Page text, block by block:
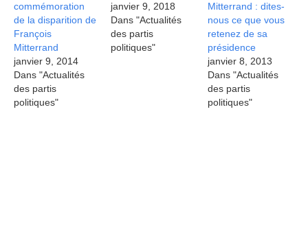
commémoration
de la disparition de
François
Mitterrand
janvier 9, 2014
Dans "Actualités
des partis
politiques"
janvier 9, 2018
Dans "Actualités
des partis
politiques"
Mitterrand : dites-
nous ce que vous
retenez de sa
présidence
janvier 8, 2013
Dans "Actualités
des partis
politiques"